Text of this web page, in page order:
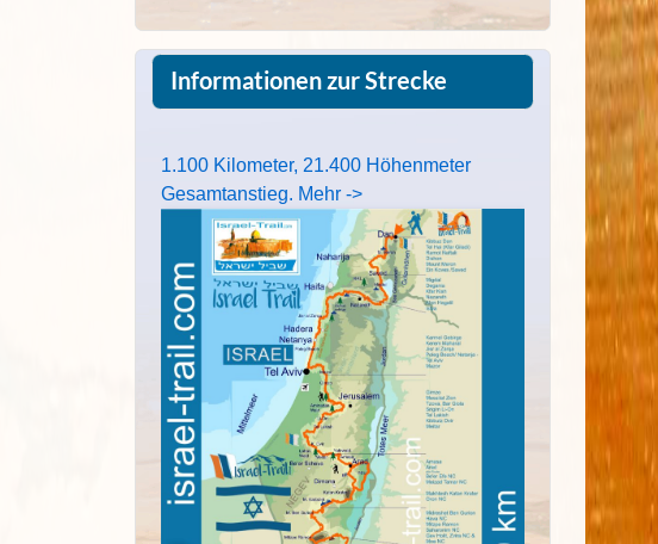
Informationen zur Strecke
1.100 Kilometer, 21.400 Höhenmeter
Gesamtanstieg. Mehr ->